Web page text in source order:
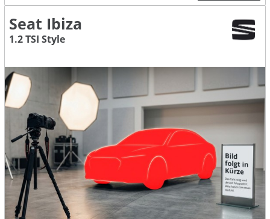
Seat Ibiza
1.2 TSI Style